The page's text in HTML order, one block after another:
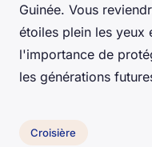
Guinée. Vous
étoiles plein les yeux
l'importance de
les générations
Croisière